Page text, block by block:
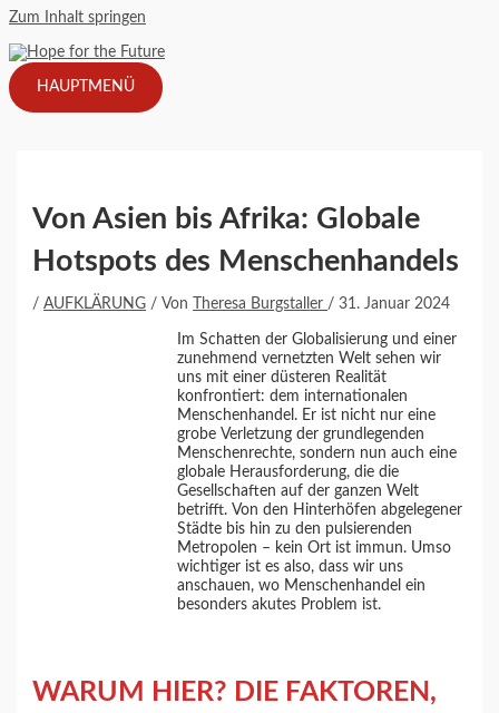
Zum Inhalt springen
HAUPTMENÜ
Von Asien bis Afrika: Globale
Hotspots des Menschenhandels
/AUFKLÄRUNG / Von Theresa Burgstaller /31. Januar 2024
Im Schatten der Globalisierung und einer
zunehmend vernetzten Welt sehen wir
uns mit einer düsteren Realität
konfrontiert: dem internationalen
Menschenhandel. Er ist nicht nur eine
grobe Verletzung der grundlegenden
Menschenrechte, sondern nun auch eine
globale Herausforderung, die die
Gesellschaften auf der ganzen Welt
betrifft. Von den Hinterhöfen abgelegener
Städte bis hin zu den pulsierenden
Metropolen – kein Ort ist immun. Umso
wichtiger ist es also, dass wir uns
anschauen, wo Menschenhandel ein
besonders akutes Problem ist.
WARUM HIER? DIE FAKTOREN,